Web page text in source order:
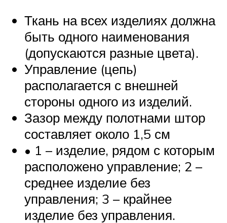
Ткань на всех изделиях должна
быть одного наименования
(допускаются разные цвета).
Управление (цепь)
располагается с внешней
стороны одного из изделий.
Зазор между полотнами штор
составляет около 1,5 см
• 1 – изделие, рядом с которым
расположено управление; 2 –
среднее изделие без
управления; 3 – крайнее
изделие без управления.